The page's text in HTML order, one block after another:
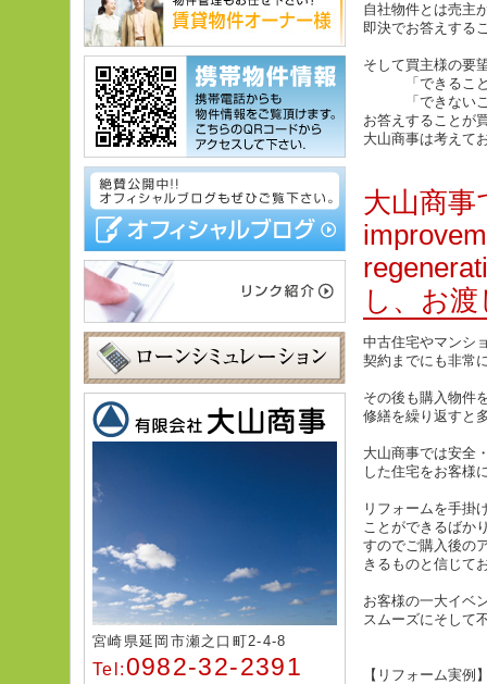
自社物件とは売主
即決でお答えする
そして買主様の要
「できること
「できないこ
お答えすることが
大山商事は考えて
大山商事
し、お
中古住宅やマンシ
契約までにも非常
その後も購入物件
修繕を繰り返すと
大山商事では安全
した住宅をお客様
リフォームを手掛
ことができるばか
すのでご購入後の
きるものと信じて
お客様の一大イベ
スムーズにそして
【リフォーム実例
宮崎県延岡市瀬之口町2-4-8
Tel: 0982-32-2391